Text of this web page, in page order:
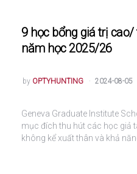
9 học bổng giá trị
năm học 2025/26
POSTED
by OPTYHUNTING 2024-08-05
Geneva Graduate Institute
mục đích thu hút các học giả
không kể xuất thân và khả